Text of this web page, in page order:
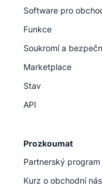
Software pro
Funkce
Soukromí a
Marketplace
Stav
API
Prozkoumat
Partnerský program
Kurz o obchodní